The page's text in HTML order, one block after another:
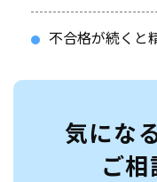
不合格が続くと
気にな
ご相